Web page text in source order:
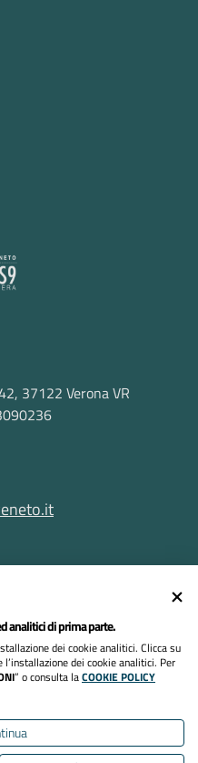
37122 Verona VR
analitici di prima parte.
dei cookie analitici. Clicca su
dei cookie analitici. Per
” o consulta laCOOKIE POLICY